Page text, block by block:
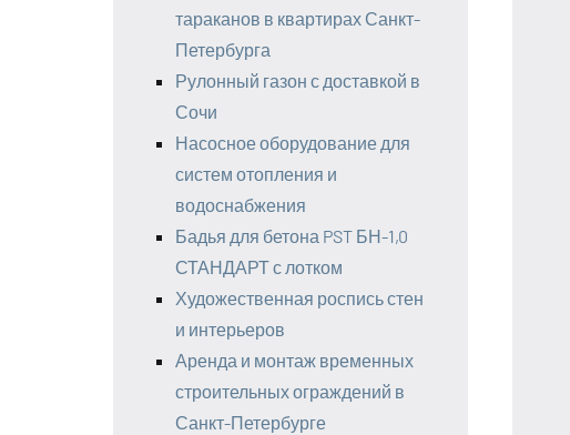
тараканов в квартирах Санкт-
Петербурга
Рулонный газон с доставкой в
Сочи
Насосное оборудование для
систем отопления и
водоснабжения
Бадья для бетона PST БН-1,0
СТАНДАРТ с лотком
Художественная роспись стен
и интерьеров
Аренда и монтаж временных
строительных ограждений в
Санкт-Петербурге